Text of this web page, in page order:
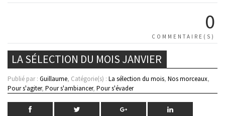
0
COMMENTAIRE(S)
LA SÉLECTION DU MOIS JANVIER
Publié par : Guillaume, Catégorie(s) : La sélection du mois, Nos morceaux,
Pour s'agiter, Pour s'ambiancer, Pour s'évader